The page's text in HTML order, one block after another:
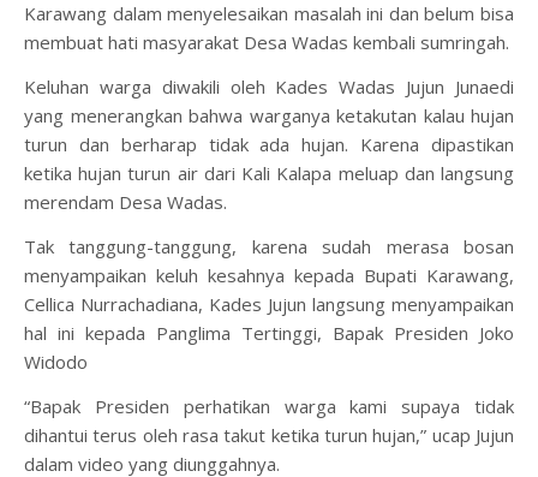
Karawang dalam menyelesaikan masalah ini dan belum bisa
membuat hati masyarakat Desa Wadas kembali sumringah.
Keluhan warga diwakili oleh Kades Wadas Jujun Junaedi
yang menerangkan bahwa warganya ketakutan kalau hujan
turun dan berharap tidak ada hujan. Karena dipastikan
ketika hujan turun air dari Kali Kalapa meluap dan langsung
merendam Desa Wadas.
Tak tanggung-tanggung, karena sudah merasa bosan
menyampaikan keluh kesahnya kepada Bupati Karawang,
Cellica Nurrachadiana, Kades Jujun langsung menyampaikan
hal ini kepada Panglima Tertinggi, Bapak Presiden Joko
Widodo
“Bapak Presiden perhatikan warga kami supaya tidak
dihantui terus oleh rasa takut ketika turun hujan,” ucap Jujun
dalam video yang diunggahnya.